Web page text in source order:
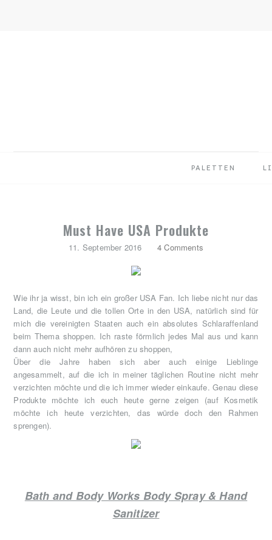
PALETTEN
Must Have USA Produkte
11. September 2016 4 Comments
Wie ihr ja wisst, bin ich ein großer USA Fan. Ich liebe nicht nur das
Land, die Leute und die tollen Orte in den USA, natürlich sind für
mich die vereinigten Staaten auch ein absolutes Schlaraffenland
beim Thema shoppen. Ich raste förmlich jedes Mal aus und kann
dann auch nicht mehr aufhören zu shoppen,
Über die Jahre haben sich aber auch einige Lieblinge
angesammelt, auf die ich in meiner täglichen Routine nicht mehr
verzichten möchte und die ich immer wieder einkaufe. Genau diese
Produkte möchte ich euch heute gerne zeigen (auf Kosmetik
möchte ich heute verzichten, das würde doch den Rahmen
sprengen).
Bath and Body Works Body Spray & Hand
Sanitizer